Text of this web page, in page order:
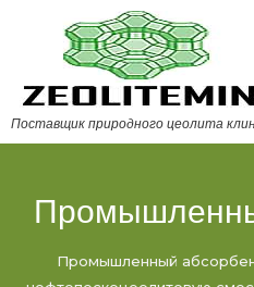
Поставщик природного цеолита
Промышленный